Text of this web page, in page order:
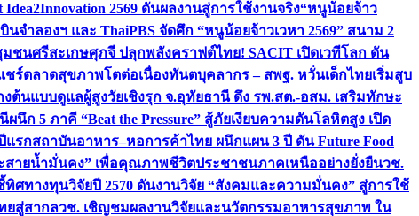
2569 ดันผลงานสู่การใช้งานจริง“หนูน้อยจ้าว
จำลองฯ และ ThaiPBS จัดศึก “หนูน้อยจ้าวเวหา 2569” สนาม 2
ชนศรีสะเกษศุภจี ปลุกพลังคราฟต์ไทย! SACIT เปิดเวทีโลก ดัน
ชร์ตลาดสุขภาพโตต่อเนื่องทันตบุคลากร – สพฐ. หวั่นเด็กไทยเริ่มสูบ
ต้นแบบดูแลผู้สูงวัยเชิงรุก จ.อุทัยธานี ดึง รพ.สต.-อสม. เสริมทักษะ
ผนึก 5 ภาคี “Beat the Pressure” สู้ภัยเงียบความดันโลหิตสูง เปิด
แรกสถาบันอาหาร–หอการค้าไทย ผนึกแผน 3 ปี ดัน Future Food
ายน้ำมั่นคง” เพื่อคุณภาพชีวิตประชาชนภาคเหนืออย่างยั่งยืนวช.
ชี้ทิศทางทุนวิจัยปี 2570 ดันงานวิจัย “สังคมและความมั่นคง” สู่การใช้
ยสู่สากลวช. เชิญชมผลงานวิจัยและนวัตกรรมอาหารสุขภาพ ใน